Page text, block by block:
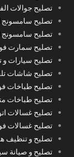
تصليح جوالات
تصليح سامسونج
تصليح سامسونج
تصليح سمارت فون
تصليح سيارات و
تصليح شاشات
تصليح طباخات
تصليح طباخات
تصليح غسالات
تصليح غسالات
تصليح و تنظيف
تصليح و صيانة